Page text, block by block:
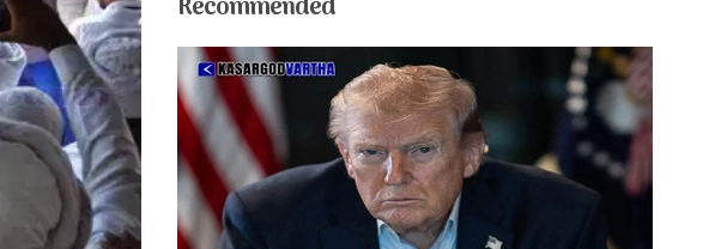
Recommended